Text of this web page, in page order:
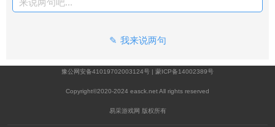
来说两句吧...
我来说两句
豫公网安备41019702003124号 | 蒙ICP备14002389号
Copyright©2020-2024 easck.net All rights reserved
易采游戏网 版权所有